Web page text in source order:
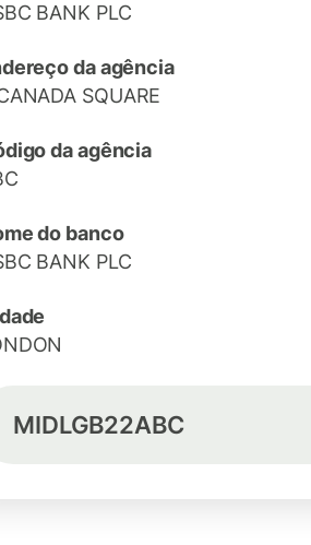
BANK PLC
da agência
SQUARE
da agência
do banco
BANK PLC
MIDLGB22ABC